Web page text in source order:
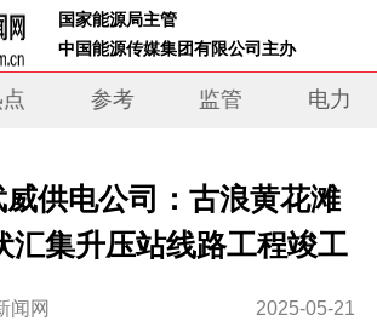
国家能源局主管
中国能源传媒集团有限公司主办
参考 监管 电力
威供电公司：古浪黄花滩
汇集升压站线路工程竣工
闻网 2025-05-21